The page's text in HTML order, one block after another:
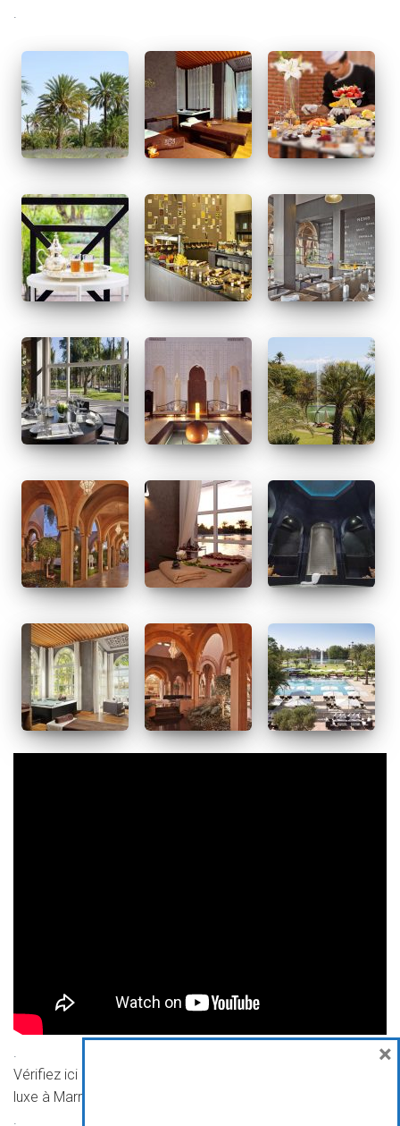
Vérifiez ici les disponibilités et les tarifs pour cet hôtel de
luxe à Marrakech
×